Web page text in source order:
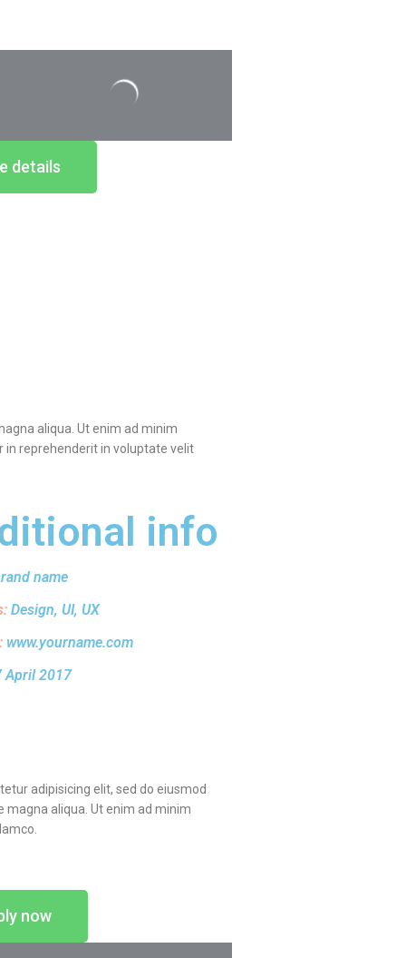
details
aliqua. Ut enim ad minim
in reprehenderit in voluptate velit
info
name
Design, UI, UX
www.yourname.com
April 2017
adipisicing elit, sed do eiusmod
aliqua. Ut enim ad minim
now